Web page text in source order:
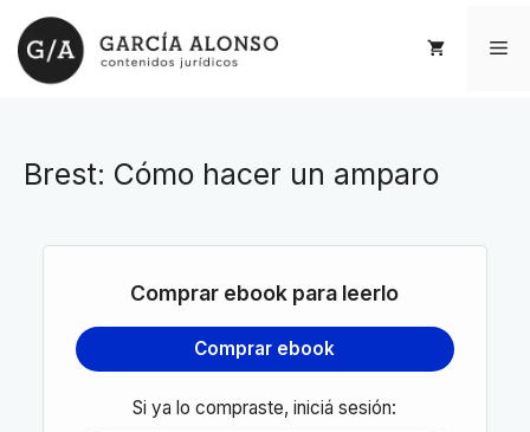
Saltar
contenido
Brest: Cómo hacer un amparo
Comprar ebook para leerlo
Comprar ebook
Si ya lo compraste, iniciá sesión: